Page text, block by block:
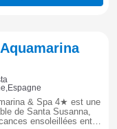
& Spa 4★ est une
de Santa Susanna,
ensoleillées entre